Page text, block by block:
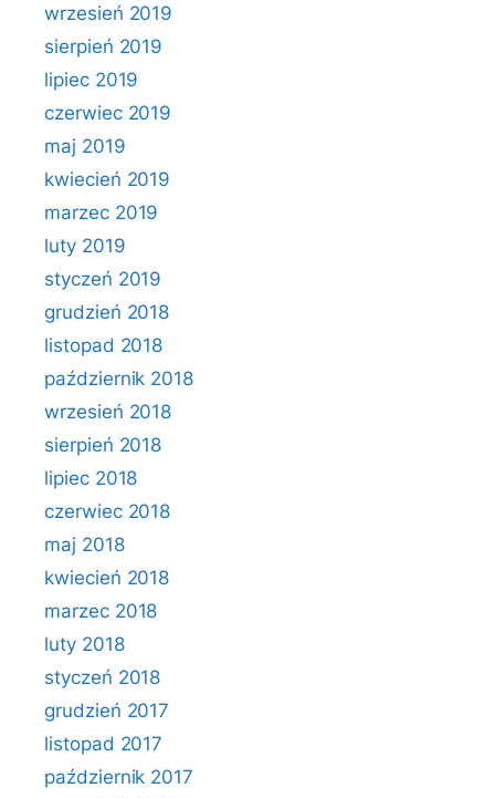
wrzesień 2019
sierpień 2019
lipiec 2019
czerwiec 2019
maj 2019
kwiecień 2019
marzec 2019
luty 2019
styczeń 2019
grudzień 2018
listopad 2018
październik 2018
wrzesień 2018
sierpień 2018
lipiec 2018
czerwiec 2018
maj 2018
kwiecień 2018
marzec 2018
luty 2018
styczeń 2018
grudzień 2017
listopad 2017
październik 2017